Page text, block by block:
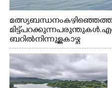
മത്സ്യബന്ധനം
മിട്ട് പറക്കുന്ന പരുന്തുകൾ.
ബറിൽ നിന്നുള്ള കാഴ്ച